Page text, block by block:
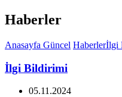
Haberler
Anasayfa Güncel Haberlerİlgi
İlgi Bildirimi
05.11.2024